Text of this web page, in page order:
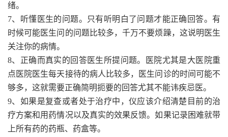
绪。
7、听懂医生的问题。只有听明白了问题才能正确回答。有
时候可能医生问的问题比较多，千万不要烦躁，这说明医生
关注你的病情。
8、正确而真实的回答医生所提问题。医院尤其是大医院重
点医院医生每天接待的病人比较多，医生问诊的时间可能不
够多，这就需要正确简明扼要的回答尤其不能讳疾忌医。
9、如果是复查或者处于治疗中，仪应该介绍清楚目前的治
疗方案和用药情况以及真实的效果反馈。如果记录困难就带
上所有药的药瓶、药盒等。